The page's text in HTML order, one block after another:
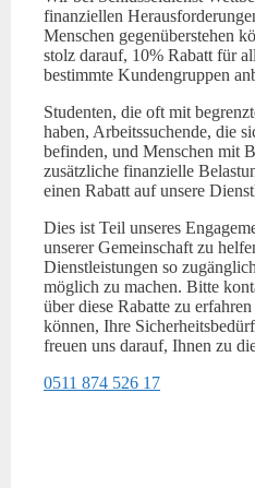
finanziellen
Menschen gegenüberstehen
stolz darauf, 10% Rabatt für
bestimmte Kundengruppen
Studenten, die oft mit
haben, Arbeitssuchende, die
befinden, und Menschen mit
zusätzliche finanzielle
einen Rabatt auf unsere
Dies ist Teil unseres
unserer Gemeinschaft zu
Dienstleistungen so
möglich zu machen. Bitte
über diese Rabatte zu
können, Ihre
freuen uns darauf, Ihnen zu
0511 874 526 17